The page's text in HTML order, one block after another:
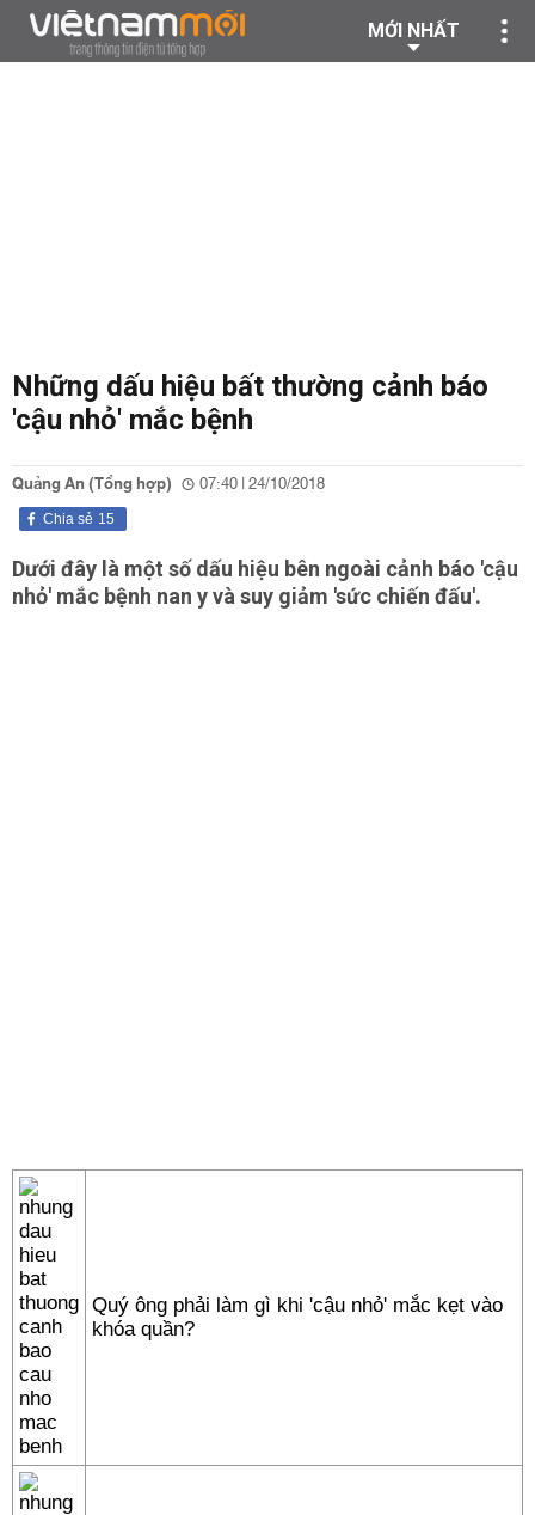
MỚI NHẤT
Những dấu hiệu bất thường cảnh báo
'cậu nhỏ' mắc bệnh
Quảng An (Tổng hợp) 07:40 | 24/10/2018
15
Chia sẻ
Dưới đây là một số dấu hiệu bên ngoài cảnh báo 'cậu
nhỏ' mắc bệnh nan y và suy giảm 'sức chiến đấu'.
Quý ông phải làm gì khi 'cậu nhỏ' mắc kẹt vào
khóa quần?